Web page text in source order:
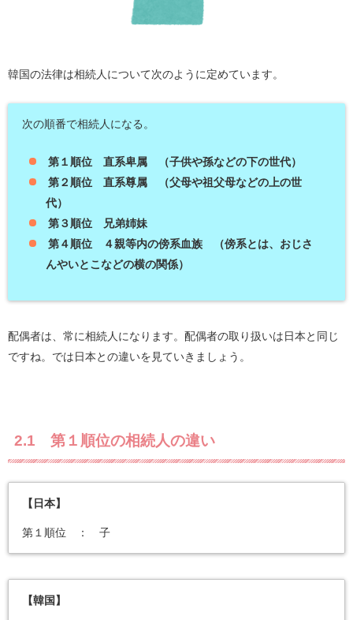
韓国の法律は相続人について次のように定めています。
次の順番で相続人になる。
第１順位 直系卑属 （子供や孫などの下の世代）
第２順位 直系尊属 （父母や祖父母などの上の世
代）
第３順位 兄弟姉妹
第４順位 ４親等内の傍系血族 （傍系とは、おじさ
んやいとこなどの横の関係）
配偶者は、常に相続人になります。配偶者の取り扱いは日本と同じ
ですね。では日本との違いを見ていきましょう。
2.1 第１順位の相続人の違い
【日本】
第１順位 ： 子
【韓国】